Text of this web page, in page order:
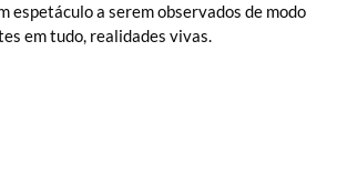
espetáculo a serem observados de modo
em tudo, realidades vivas.